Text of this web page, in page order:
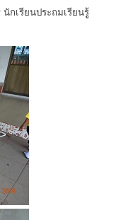
กเรียนประถมเรียนรูู้